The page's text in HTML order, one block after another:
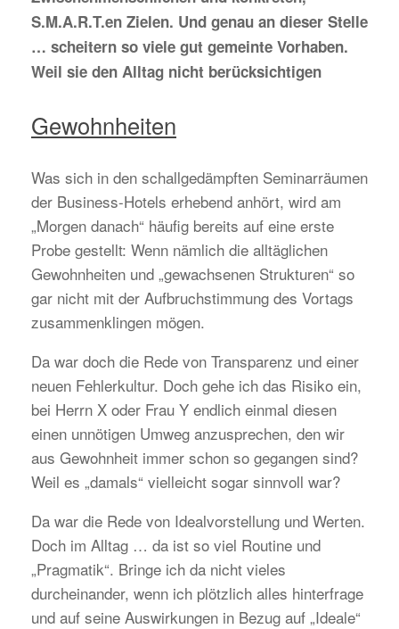
S.M.A.R.T.en Zielen. Und genau an dieser Stelle
… scheitern so viele gut gemeinte Vorhaben.
Weil sie den Alltag nicht berücksichtigen
Gewohnheiten
Was sich in den schallgedämpften Seminarräumen
der Business-Hotels erhebend anhört, wird am
„Morgen danach“ häufig bereits auf eine erste
Probe gestellt: Wenn nämlich die alltäglichen
Gewohnheiten und „gewachsenen Strukturen“ so
gar nicht mit der Aufbruchstimmung des Vortags
zusammenklingen mögen.
Da war doch die Rede von Transparenz und einer
neuen Fehlerkultur. Doch gehe ich das Risiko ein,
bei Herrn X oder Frau Y endlich einmal diesen
einen unnötigen Umweg anzusprechen, den wir
aus Gewohnheit immer schon so gegangen sind?
Weil es „damals“ vielleicht sogar sinnvoll war?
Da war die Rede von Idealvorstellung und Werten.
Doch im Alltag … da ist so viel Routine und
„Pragmatik“. Bringe ich da nicht vieles
durcheinander, wenn ich plötzlich alles hinterfrage
und auf seine Auswirkungen in Bezug auf „Ideale“